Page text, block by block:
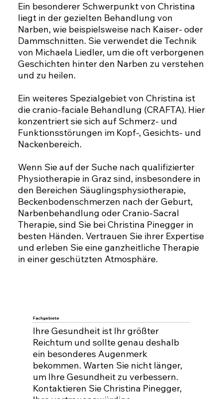
Ein besonderer Schwerpunkt von Christina
liegt in der gezielten Behandlung von
Narben, wie beispielsweise nach Kaiser- oder
Dammschnitten. Sie verwendet die Technik
von Michaela Liedler, um die oft verborgenen
Geschichten hinter den Narben zu verstehen
und zu heilen.
Ein weiteres Spezialgebiet von Christina ist
die cranio-faciale Behandlung (CRAFTA). Hier
konzentriert sie sich auf Schmerz- und
Funktionsstörungen im Kopf-, Gesichts- und
Nackenbereich.
Wenn Sie auf der Suche nach qualifizierter
Physiotherapie in Graz sind, insbesondere in
den Bereichen Säuglingsphysiotherapie,
Beckenbodenschmerzen nach der Geburt,
Narbenbehandlung oder Cranio-Sacral
Therapie, sind Sie bei Christina Pinegger in
besten Händen. Vertrauen Sie ihrer Expertise
und erleben Sie eine ganzheitliche Therapie
in einer geschützten Atmosphäre.
Ihre Gesundheit ist Ihr größter
Reichtum und sollte genau deshalb
ein besonderes Augenmerk
bekommen. Warten Sie nicht länger,
um Ihre Gesundheit zu verbessern.
Kontaktieren Sie Christina Pinegger,
Fachgebiete